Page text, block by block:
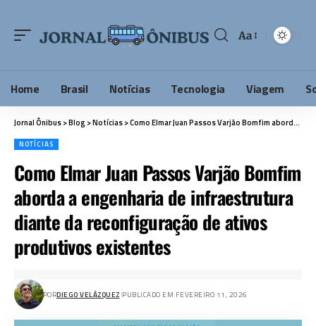
Aa
Home Brasil Notícias Tecnologia Viagem
Jornal Ônibus>Blog >Notícias>Como Elmar Juan Passos Varjão Bomfim aborda a engenharia de infraestrutura diante da reconfiguração de ativos produtivos existentes
NOTÍCIAS
Como Elmar Juan Passos Varjão Bomfim
aborda a engenharia de infraestrutura
diante da reconfiguração de ativos
produtivos existentes
PORDIEGO VELÁZQUEZ PUBLICADO EM FEVEREIRO 11, 2026